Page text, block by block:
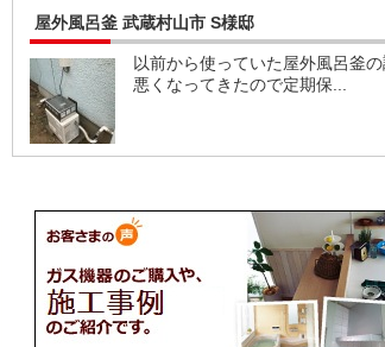
屋外風呂釜 武蔵村山市 S様邸
以前から使っていた屋外風呂釜
悪くなってきたので定期保...